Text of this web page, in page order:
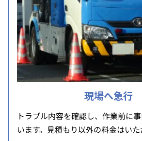
現場へ急行
トラブル内容を確認し、作業前に
います。見積もり以外の料金はいた